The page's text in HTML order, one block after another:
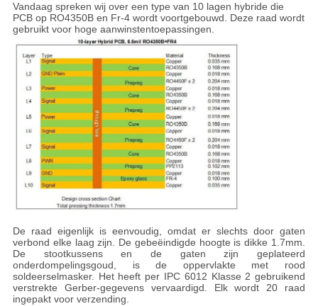
Vandaag spreken wij over een type van 10 lagen hybride die
PCB op RO4350B en Fr-4 wordt voortgebouwd. Deze raad wordt
gebruikt voor hoge aanwinstentoepassingen.
De raad eigenlijk is eenvoudig, omdat er slechts door gaten
verbond elke laag zijn. De gebeëindigde hoogte is dikke 1.7mm.
De stootkussens en de gaten zijn geplateerd
onderdompelingsgoud, is de oppervlakte met rood
soldeerselmasker. Het heeft per IPC 6012 Klasse 2 gebruikend
verstrekte Gerber-gegevens vervaardigd. Elk wordt 20 raad
ingepakt voor verzending.